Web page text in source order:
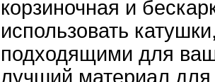
корзиночная и
использовать
подходящими для
лучший материал для